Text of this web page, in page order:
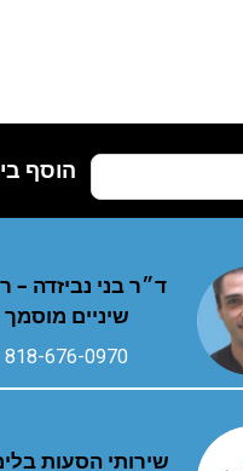
הוסף
ד״ר בני נביזדה –
שיניים מוסמך
818-676-0970
שירותי הסעות